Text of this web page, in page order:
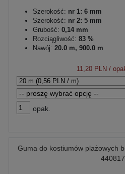
Szerokość: nr 1: 6 mm
Szerokość: nr 2: 5 mm
Grubość: 0,14 mm
Rozciągliwość: 83 %
Nawój: 20.0 m, 900.0 m
11,20 PLN/
opak.
Guma do kostiumów plażowych
440817